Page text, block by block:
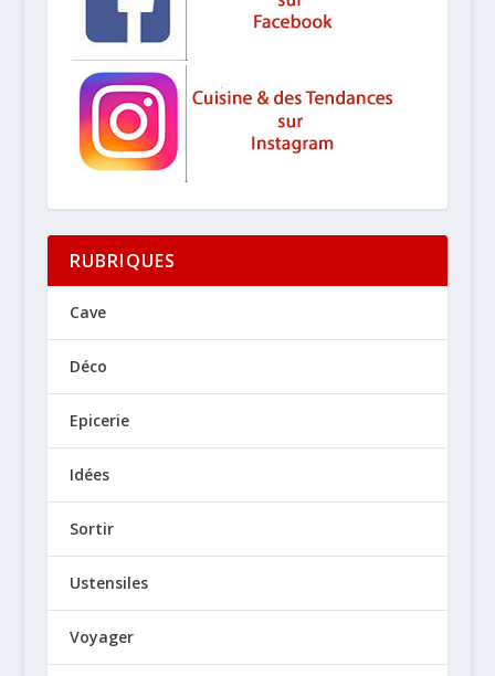
RUBRIQUES
Cave
Déco
Epicerie
Idées
Sortir
Ustensiles
Voyager